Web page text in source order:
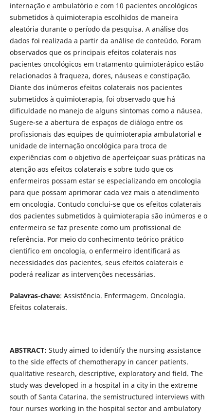
internação e ambulatório e com 10 pacientes oncológicos
submetidos à quimioterapia escolhidos de maneira
aleatória durante o período da pesquisa. A análise dos
dados foi realizada a partir da análise de conteúdo. Foram
observados que os principais efeitos colaterais nos
pacientes oncológicos em tratamento quimioterápico estão
relacionados à fraqueza, dores, náuseas e constipação.
Diante dos inúmeros efeitos colaterais nos pacientes
submetidos à quimioterapia, foi observado que há
dificuldade no manejo de alguns sintomas como a náusea.
Sugere-se a abertura de espaços de diálogo entre os
profissionais das equipes de quimioterapia ambulatorial e
unidade de internação oncológica para troca de
experiências com o objetivo de aperfeiçoar suas práticas na
atenção aos efeitos colaterais e sobre tudo que os
enfermeiros possam estar se especializando em oncologia
para que possam aprimorar cada vez mais o atendimento
em oncologia. Contudo conclui-se que os efeitos colaterais
dos pacientes submetidos à quimioterapia são inúmeros e o
enfermeiro se faz presente como um profissional de
referência. Por meio do conhecimento teórico prático
cientifico em oncologia, o enfermeiro identificará as
necessidades dos pacientes, seus efeitos colaterais e
poderá realizar as intervenções necessárias.
Palavras-chave: Assistência. Enfermagem. Oncologia.
Efeitos colaterais.
ABSTRACT: Study aimed to identify the nursing assistance
to the side effects of chemotherapy in cancer patients.
qualitative research, descriptive, exploratory and field. The
study was developed in a hospital in a city in the extreme
south of Santa Catarina. the semistructured interviews with
four nurses working in the hospital sector and ambulatory